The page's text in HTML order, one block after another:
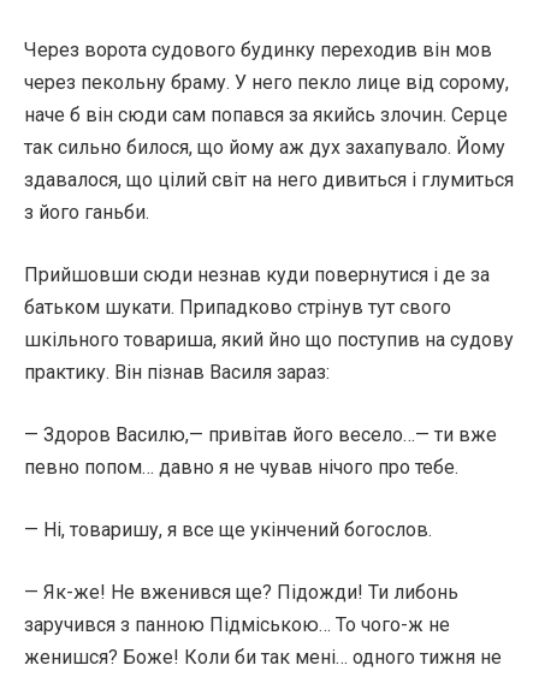
Через ворота судового будинку переходив він мов
через пекольну браму. У него пекло лице від сорому,
наче б він сюди сам попався за якийсь злочин. Серце
так сильно билося, що йому аж дух захапувало. Йому
здавалося, що цілий світ на него дивиться і глумиться
з його ганьби.
Прийшовши сюди незнав куди повернутися і де за
батьком шукати. Припадково стрінув тут свого
шкільного товариша, який йно що поступив на судову
практику. Він пізнав Василя зараз:
— Здоров Василю,— привітав його весело…— ти вже
певно попом… давно я не чував нічого про тебе.
— Ні, товаришу, я все ще укінчений богослов.
— Як-же! Не вженився ще? Підожди! Ти либонь
заручився з панною Підміською… То чого-ж не
женишся? Боже! Коли би так мені… одного тижня не